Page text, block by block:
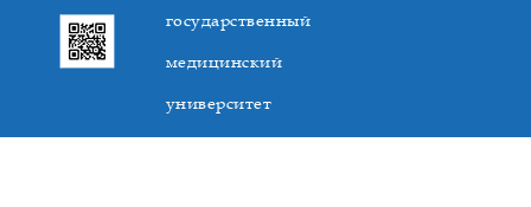
государственный
медицинский
университет